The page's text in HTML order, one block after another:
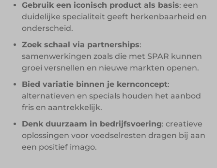
Gebruik een iconisch product als basis: een
duidelijke specialiteit geeft herkenbaarheid en
onderscheid.
Zoek schaal via partnerships:
samenwerkingen zoals die met SPAR kunnen
groei versnellen en nieuwe markten openen.
Bied variatie binnen je kernconcept:
alternatieven en specials houden het aanbod
fris en aantrekkelijk.
Denk duurzaam in bedrijfsvoering: creatieve
oplossingen voor voedselresten dragen bij aan
een positief imago.